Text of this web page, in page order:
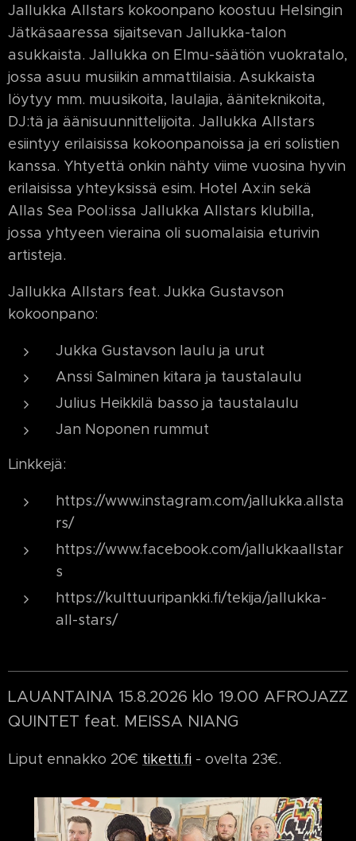
Jallukka Allstars kokoonpano koostuu Helsingin
Jätkäsaaressa sijaitsevan Jallukka-talon
asukkaista. Jallukka on Elmu-säätiön vuokratalo,
jossa asuu musiikin ammattilaisia. Asukkaista
löytyy mm. muusikoita, laulajia, ääniteknikoita,
DJ:tä ja äänisuunnittelijoita. Jallukka Allstars
esiintyy erilaisissa kokoonpanoissa ja eri solistien
kanssa. Yhtyettä onkin nähty viime vuosina hyvin
erilaisissa yhteyksissä esim. Hotel Ax:in sekä
Allas Sea Pool:issa Jallukka Allstars klubilla,
jossa yhtyeen vieraina oli suomalaisia eturivin
artisteja.
Jallukka Allstars feat. Jukka Gustavson
kokoonpano:
Jukka Gustavson laulu ja urut
Anssi Salminen kitara ja taustalaulu
Julius Heikkilä basso ja taustalaulu
Jan Noponen rummut
Linkkejä:
https://www.instagram.com/jallukka.allsta
rs/
https://www.facebook.com/jallukkaallstar
s
https://kulttuuripankki.fi/tekija/jallukka-
all-stars/
LAUANTAINA 15.8.2026 klo 19.00 AFROJAZZ
QUINTET feat. MEISSA NIANG
Liput ennakko 20€ tiketti.fi - ovelta 23€.